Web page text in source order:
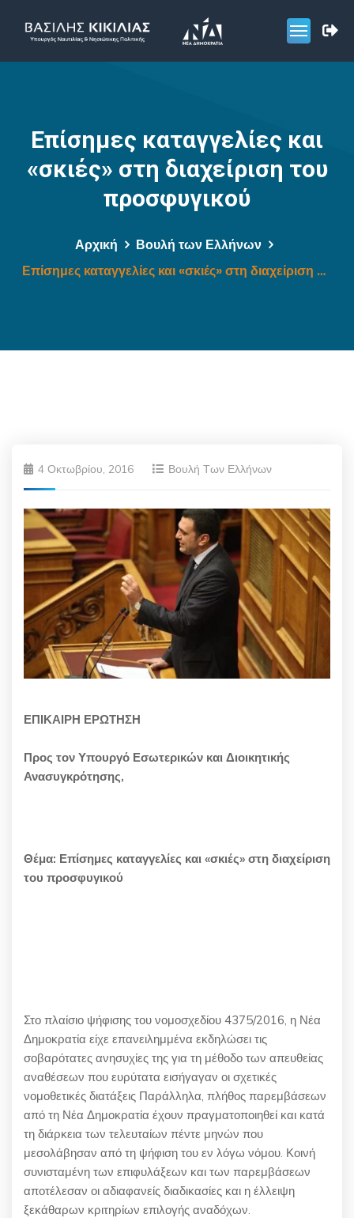
Επίσημες καταγγελίες και
«σκιές» στη διαχείριση του
προσφυγικού
Αρχική
Βουλή των Ελλήνων
Επίσημες καταγγελίες και «σκιές» στη διαχείριση του προσφυγικού
4 Οκτωβρίου, 2016 Βουλή Των Ελλήνων
ΕΠΙΚΑΙΡΗ ΕΡΩΤΗΣΗ
Προς τον Υπουργό Εσωτερικών και Διοικητικής
Ανασυγκρότησης,
Θέμα: Επίσημες καταγγελίες και «σκιές» στη διαχείριση
του προσφυγικού
Στο πλαίσιο ψήφισης του νομοσχεδίου 4375/2016, η Νέα
Δημοκρατία είχε επανειλημμένα εκδηλώσει τις
σοβαρότατες ανησυχίες της για τη μέθοδο των απευθείας
αναθέσεων που ευρύτατα εισήγαγαν οι σχετικές
νομοθετικές διατάξεις Παράλληλα, πλήθος παρεμβάσεων
από τη Νέα Δημοκρατία έχουν πραγματοποιηθεί και κατά
τη διάρκεια των τελευταίων πέντε μηνών που
μεσολάβησαν από τη ψήφιση του εν λόγω νόμου. Κοινή
συνισταμένη των επιφυλάξεων και των παρεμβάσεων
αποτέλεσαν οι αδιαφανείς διαδικασίες και η έλλειψη
ξεκάθαρων κριτηρίων επιλογής αναδόχων.